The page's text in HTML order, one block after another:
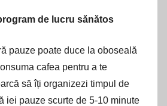
de lucru sănătos
pauze poate duce la oboseală
cafea pentru a te
să îți organizezi timpul de
iei pauze scurte de 5-10 minute